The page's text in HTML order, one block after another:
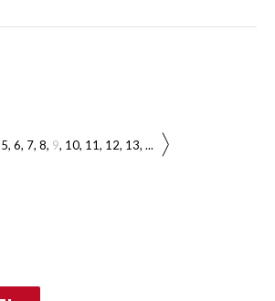
5 6 7 8 9 10 11 12 13 ...